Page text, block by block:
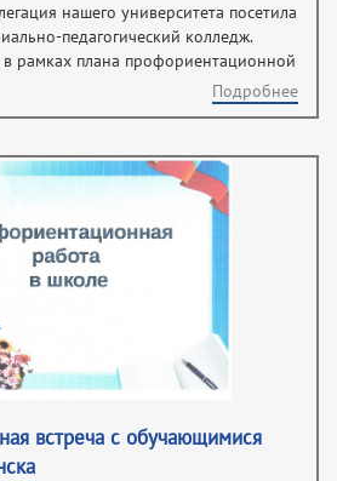
нашего университета посетила
педагогический колледж.
рамках плана профориентационной
Подробнее
встреча с обучающимися